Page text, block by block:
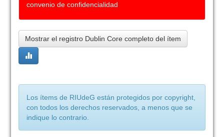
convenio de confidencialidad
Mostrar el registro Dublin Core completo del ítem
Los ítems de RIUdeG están protegidos por copyright,
con todos los derechos reservados, a menos que se
indique lo contrario.